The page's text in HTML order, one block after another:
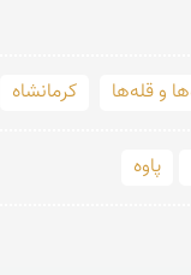
و قله‌ها کرمانشاه
پاوه